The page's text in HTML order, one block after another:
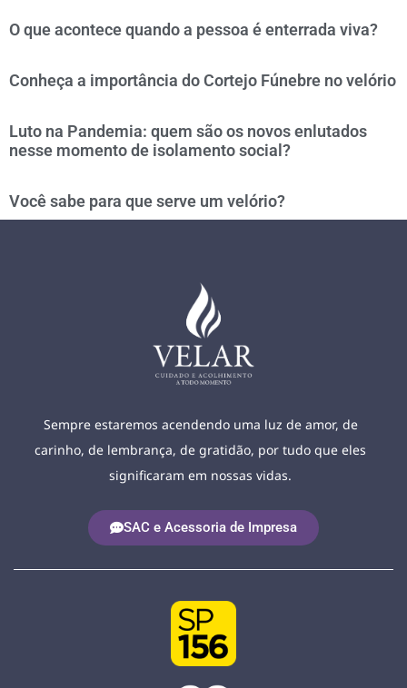
O que acontece quando a pessoa é enterrada viva?
Conheça a importância do Cortejo Fúnebre no velório
Luto na Pandemia: quem são os novos enlutados
nesse momento de isolamento social?
Você sabe para que serve um velório?
Sempre estaremos acendendo uma luz de amor, de
carinho, de lembrança, de gratidão, por tudo que eles
significaram em nossas vidas.
SAC e Acessoria de Impresa